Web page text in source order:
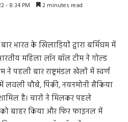
- 8:34 PM 2 minutes read
भारत के खिलाड़ियों द्वारा बर्मिंघम में
महिला लॉन बॉल टीम ने गोल्ड
ने पहली बार राष्ट्रमंडल खेलों में स्वर्ण
लवली चौबे, पिंकी, नयनमोनी सैकिया
है। चारों ने मिलकर पहले
बाहर किया और फिर फाइनल में